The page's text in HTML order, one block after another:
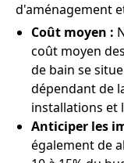
d'aménagement
Coût moyen :
coût moyen
de bain se
dépendant de
installations et
Anticiper les
également de